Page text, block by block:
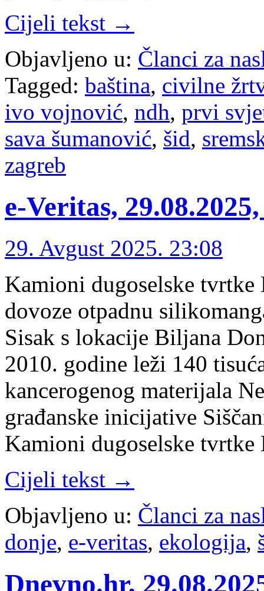
Cijeli tekst →
Objavljeno u: Članci za
Tagged: baština, civilne
ivo vojnović, ndh, prvi
sava šumanović, šid,
zagreb
e-Veritas,
29. Avgust 2025. 23:08
Kamioni dugoselske
dovoze otpadnu
Sisak s lokacije Biljana
2010. godine leži 140
kancerogenog materijala
građanske inicijative
Kamioni dugoselske
Cijeli tekst →
Objavljeno u: Članci za
donje, e-veritas, ekologija,
Dnevno.hr,